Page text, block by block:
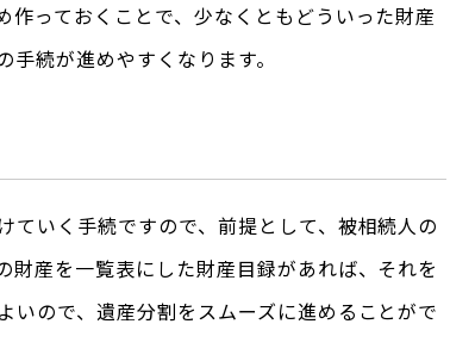
作っておくことで、少なくともどういった財産
続が進めやすくなります。
いく手続ですので、前提として、被相続人の
産を一覧表にした財産目録があれば、それを
ので、遺産分割をスムーズに進めることがで